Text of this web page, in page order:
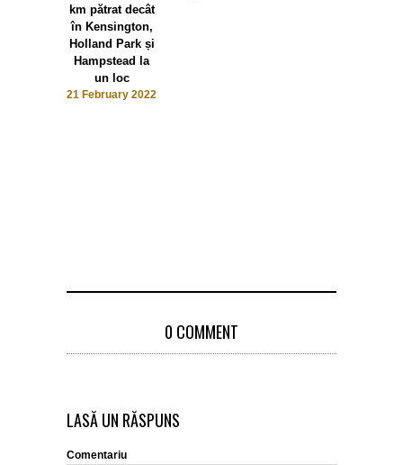
km pătrat decât
în Kensington,
Holland Park și
Hampstead la
un loc
21 February 2022
0 COMMENT
LASĂ UN RĂSPUNS
Comentariu